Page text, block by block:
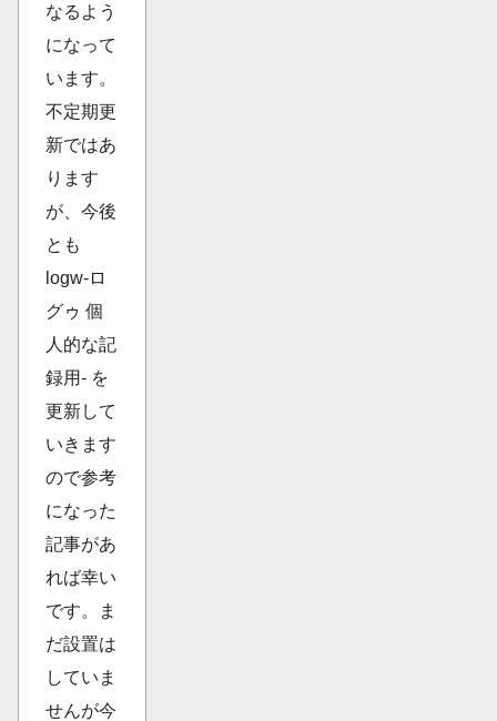
なるよう
になって
います。
不定期更
新ではあ
ります
が、今後
とも
logw-ロ
グゥ 個
人的な記
録用- を
更新して
いきます
ので参考
になった
記事があ
れば幸い
です。ま
だ設置は
していま
せんが今